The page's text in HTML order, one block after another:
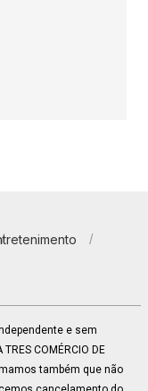
e sem
COMÉRCIO DE
também que não